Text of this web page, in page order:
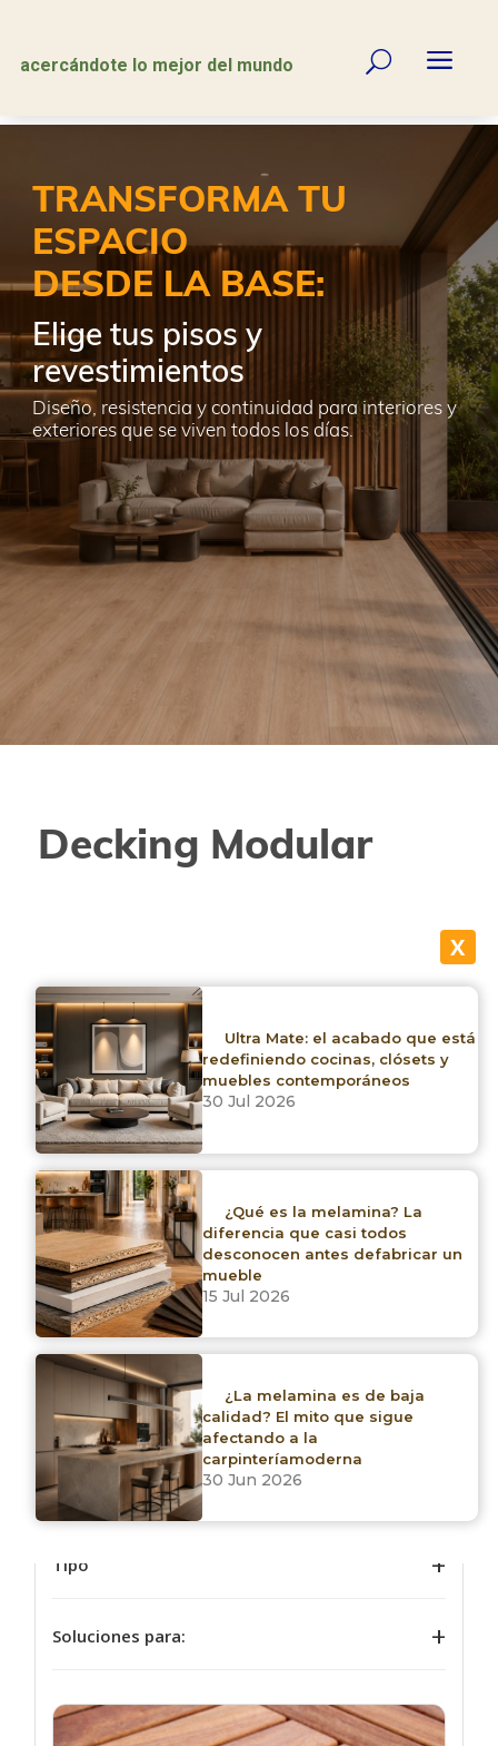
acercándote lo mejor del mundo U a
TRANSFORMA TU
ESPACIO
DESDE LA BASE:
Elige tus pisos y
revestimientos
Diseño, resistencia y continuidad para interiores y
exteriores que se viven todos los días.
Decking Modular
1 productos
Limpiar filtros
Marca
Bozovich
Genérica
Kronospan
Linea
Formato
Tipo
Soluciones para:
X
Ultra Mate: el acabado que está
redefiniendo cocinas, clósets y
muebles contemporáneos
30 Jul 2026
¿Qué es la melamina? La
diferencia que casi todos
desconocen antes defabricar un
mueble
15 Jul 2026
¿La melamina es de baja
calidad? El mito que sigue
afectando a la
carpinteríamoderna
30 Jun 2026